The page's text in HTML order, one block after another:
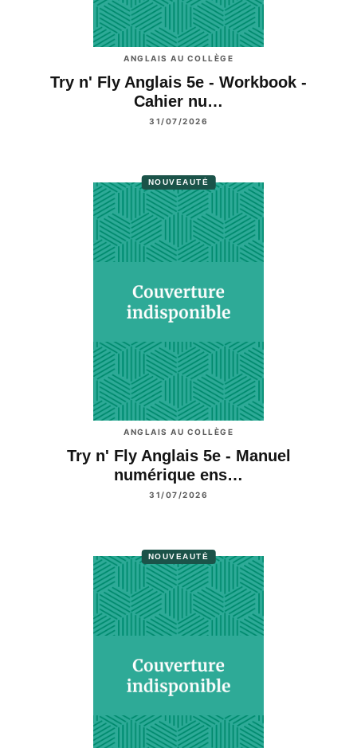
ANGLAIS AU COLLÈGE
Try n' Fly Anglais 5e - Workbook -
Cahier nu…
31/07/2026
NOUVEAUTÉ
ANGLAIS AU COLLÈGE
Try n' Fly Anglais 5e - Manuel
numérique ens…
31/07/2026
NOUVEAUTÉ